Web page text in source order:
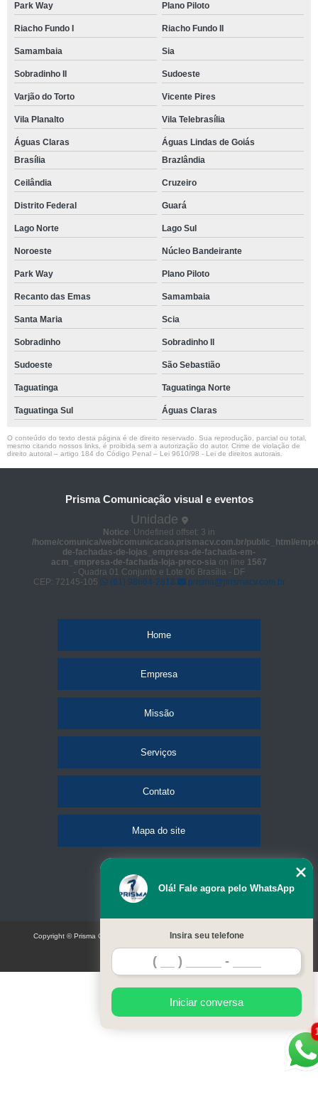
Park Way Plano Piloto
Riacho Fundo I Riacho Fundo II
Samambaia Sia
Sobradinho II Sudoeste
Varjão do Torto Vicente Pires
Vila Planalto Vila Telebrasília
Águas Claras
Águas Lindas de Goiás
Brasília
Brazlândia
Ceilândia Cruzeiro
Distrito Federal Guará
Lago Norte Lago Sul
Noroeste Núcleo Bandeirante
Park Way Plano Piloto
Recanto das Emas Samambaia
Santa Maria Scia
Sobradinho Sobradinho ll
Sudoeste São Sebastião
Taguatinga Taguatinga Norte
Taguatinga Sul Águas Claras
O conteúdo do texto desta página é de direito reservado. Sua reprodução, parcial ou total,
mesmo citando nossos links, é proibida sem a autorização do autor. Crime de violação de
direito autoral – artigo 184 do Código Penal – Lei 9610/98 - Lei de direitos autorais
Prisma Comunicação visual e eventos
Unidade
Notice: Undefined offset: 3 in
/home/comunica/web/comunicacao.prismacv.com.br/public_html/
de-fachadas-de-lojas_empresa-de-fachada-em-
acm_empresa-de-fachada-loja-preco-sia on line 1567
- Quadra 01 Conjunto e Lote 06 Brasília - DF
CEP: 72145-105
(61) 98664-2818 prisma@prismacv.com.br
Home
Empresa
Missão
Serviços
Contato
Mapa do site
Olá! Fale agora pelo WhatsApp
Insira seu telefone
Iniciar conversa
Copyright © Prisma Comunicação visual e eventos (Lei 9610 de 19/02/1998)
W3C